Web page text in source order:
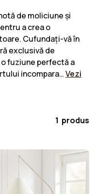
de moliciune și
a crea o
Cufundați-vă în
exclusivă de
fuziune perfectă a
incompara…Vezi
1 produs